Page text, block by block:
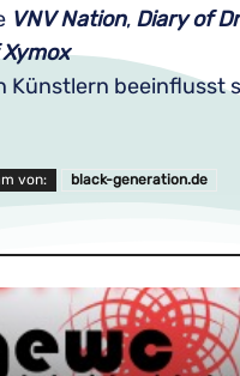
VNV Nation, Diary of
Künstlern beeinflusst
von: black-generation.de